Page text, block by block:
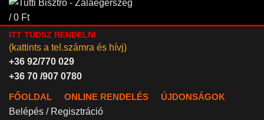
/ 0 Ft
ITT TUDSZ RENDELNI
(kattints a tel.számra és hívj)
+36 92/770 029
+36 70 /907 0780
FŐOLDAL ONLINE RENDELÉS
ÚJDONSÁGOK
Belépés / Regisztráció